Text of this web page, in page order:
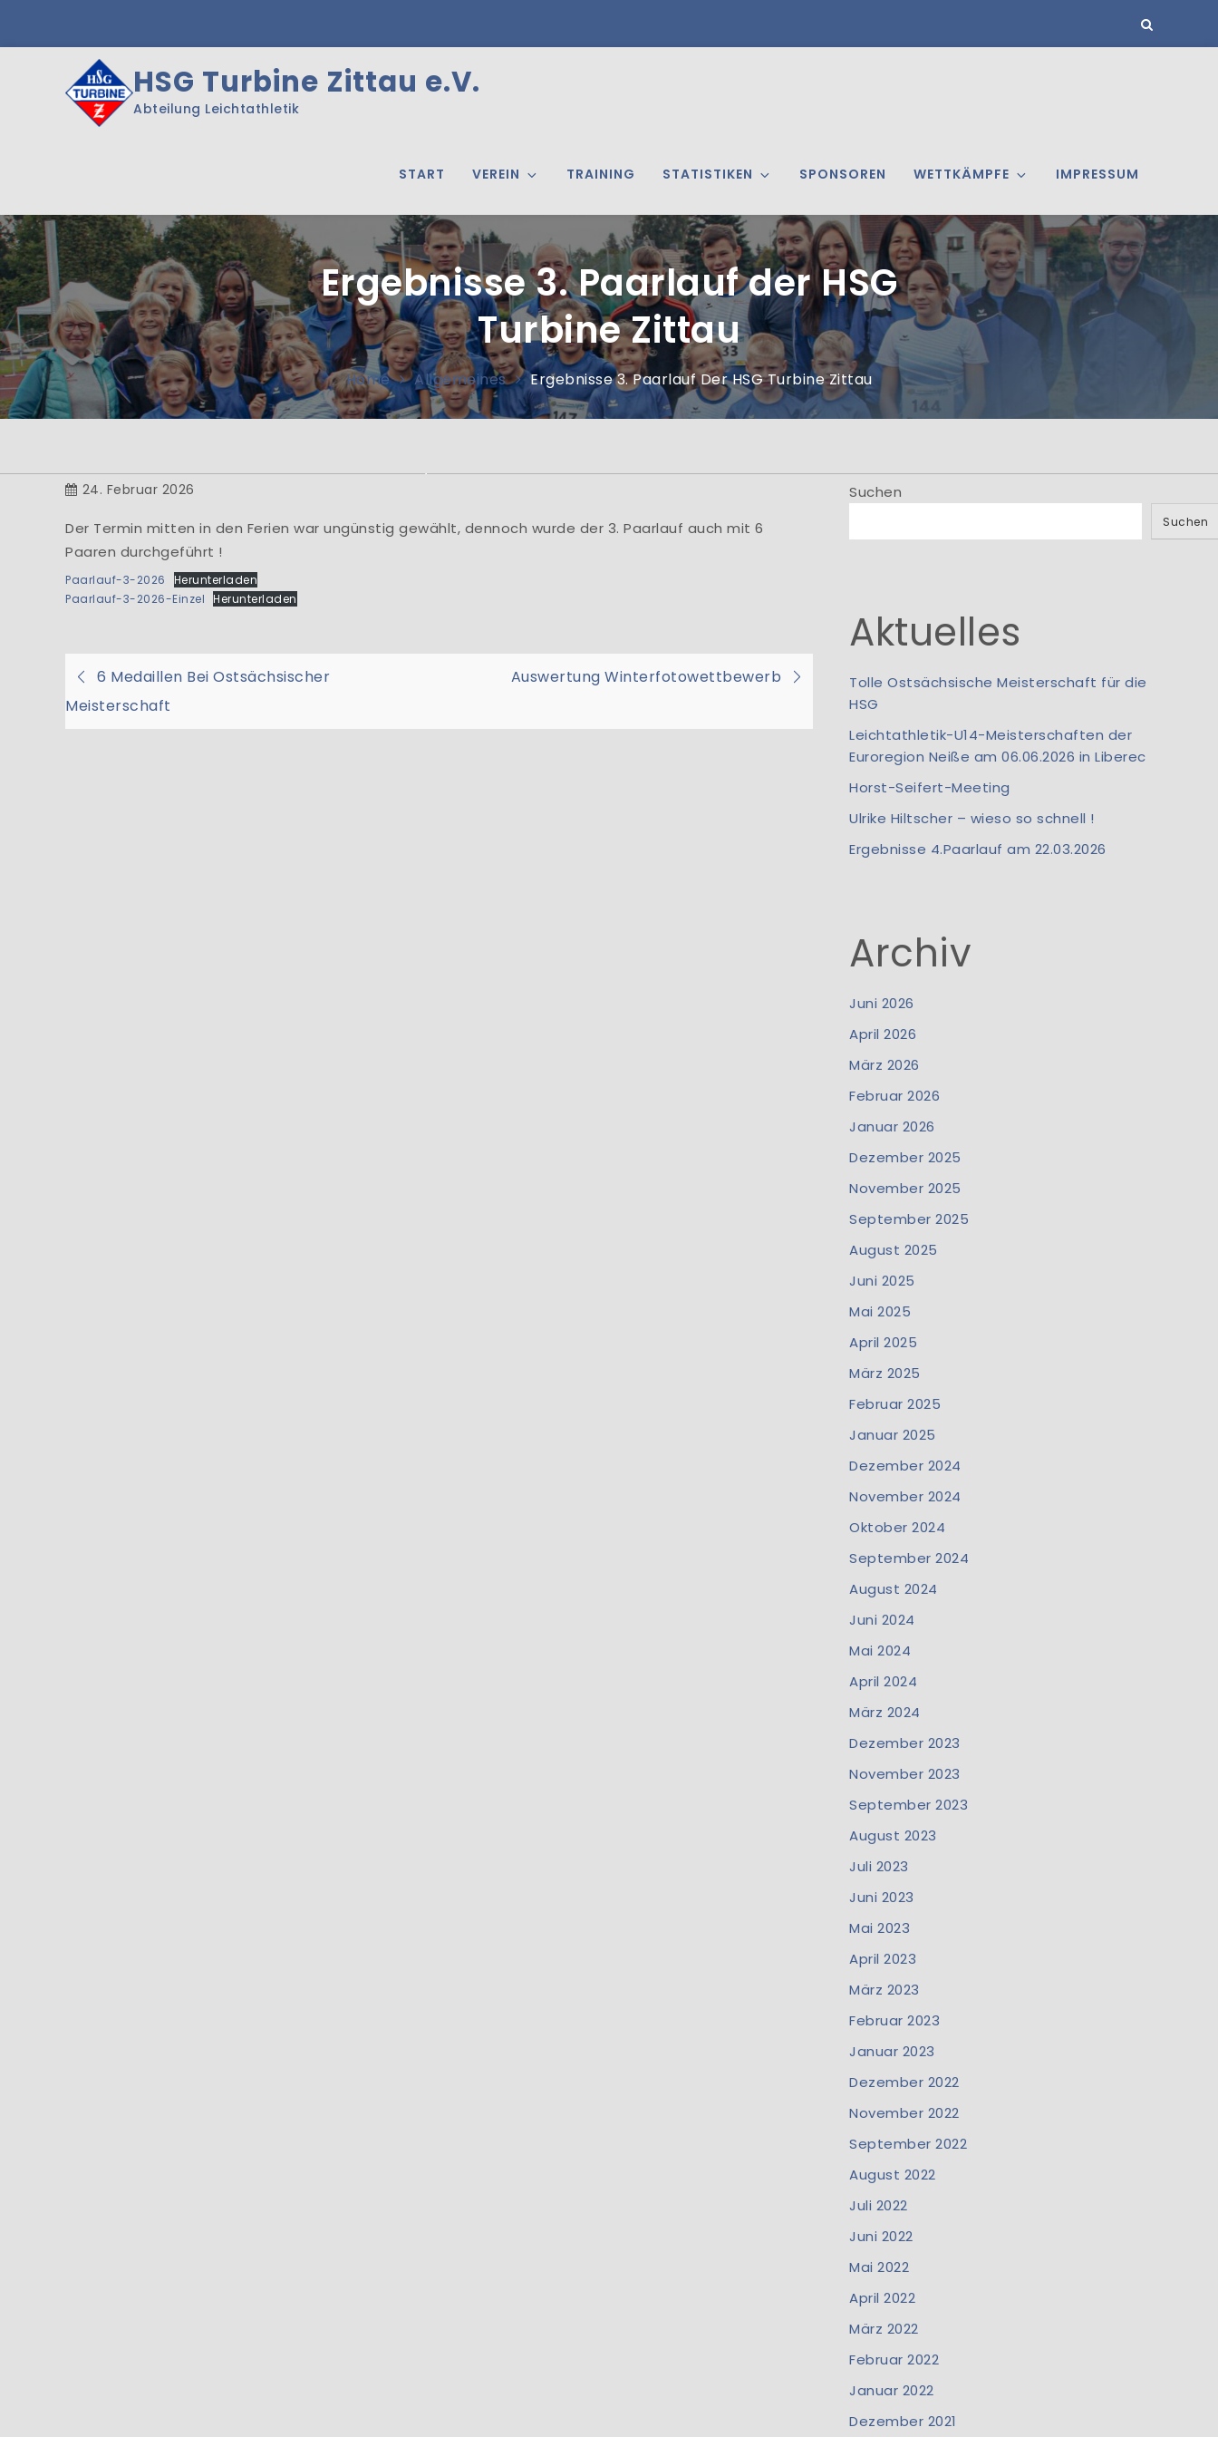
content
HSG Turbine Zittau e.V.
Abteilung Leichtathletik
START VEREIN TRAINING STATISTIKEN SPONSOREN WETTKÄMPFE IMPRESSUM
Ergebnisse 3. Paarlauf der HSG
Turbine Zittau
Home Allgemeines Ergebnisse 3. Paarlauf Der HSG Turbine Zittau
Herzlich Willkommen
der HSG Turbine Zittau e.V., Abt. Leichtathletik Mario...
24. Februar 2026
Der Termin mitten in den Ferien war ungünstig gewählt, dennoch wurde der 3. Paarlauf auch mit 6
Paaren durchgeführt !
Paarlauf-3-2026
Herunterladen
Paarlauf-3-2026-Einzel Herunterladen
Beitragsnavigation
6 Medaillen Bei Ostsächsischer
Meisterschaft
Auswertung Winterfotowettbewerb
Suchen
Suchen
Aktuelles
Tolle Ostsächsische Meisterschaft für die
HSG
Leichtathletik-U14-Meisterschaften der
Euroregion Neiße am 06.06.2026 in Liberec
Horst-Seifert-Meeting
Ulrike Hiltscher – wieso so schnell !
Ergebnisse 4.Paarlauf am 22.03.2026
Archiv
Juni 2026
April 2026
März 2026
Februar 2026
Januar 2026
Dezember 2025
November 2025
September 2025
August 2025
Juni 2025
Mai 2025
April 2025
März 2025
Februar 2025
Januar 2025
Dezember 2024
November 2024
Oktober 2024
September 2024
August 2024
Juni 2024
Mai 2024
April 2024
März 2024
Dezember 2023
November 2023
September 2023
August 2023
Juli 2023
Juni 2023
Mai 2023
April 2023
März 2023
Februar 2023
Januar 2023
Dezember 2022
November 2022
September 2022
August 2022
Juli 2022
Juni 2022
Mai 2022
April 2022
März 2022
Februar 2022
Januar 2022
Dezember 2021